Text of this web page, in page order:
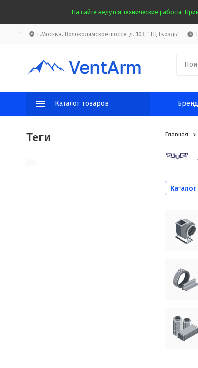
На сайте ведутся технические работы.
` г.Москва. Волоколамское шоссе, д. 103, "ТЦ Гвоздь"
Каталог товаров
Главная
Каталог
Теги